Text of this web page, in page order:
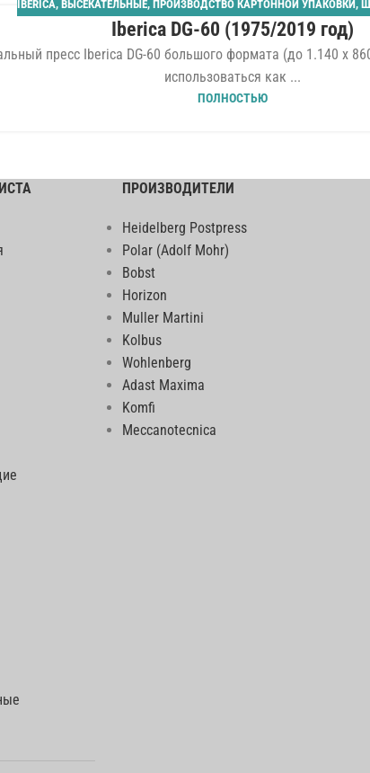
IBERICA, ВЫСЕКАТЕЛЬНЫЕ, ПРОИЗВОДСТВО КАРТОННОЙ УПАКОВКИ,
Iberica DG-60 (1975/2019 год)
пресс Iberica DG-60 большого формата (до 1.140 x
использоваться как ...
ПОЛНОСТЬЮ
ПРОИЗВОДИТЕЛИ
Heidelberg Postpress
Polar (Adolf Mohr)
Bobst
Horizon
Muller Martini
Kolbus
Wohlenberg
Adast Maxima
Komfi
Meccanotecnica